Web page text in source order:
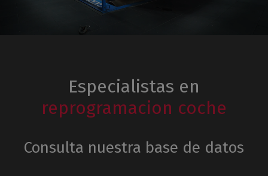
Especialistas en
reprogramacion coche
Consulta nuestra base de datos